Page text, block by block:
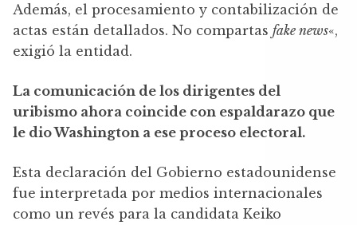
Además, el procesamiento y contabilización de
actas están detallados. No compartas fake news«,
exigió la entidad.
La comunicación de los dirigentes del
uribismo ahora coincide con espaldarazo que
le dio Washington a ese proceso electoral.
Esta declaración del Gobierno estadounidense
fue interpretada por medios internacionales
como un revés para la candidata Keiko